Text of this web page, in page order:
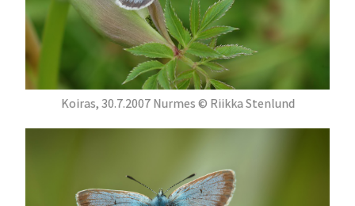
Koiras, 30.7.2007 Nurmes © Riikka Stenlund